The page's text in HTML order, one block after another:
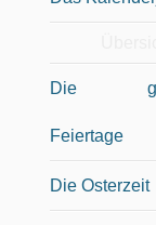
Die
Feiertage
Die Osterzeit